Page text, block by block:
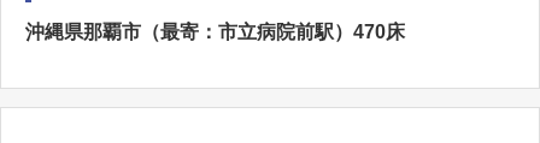
沖縄県那覇市（最寄：市立病院前駅）470床